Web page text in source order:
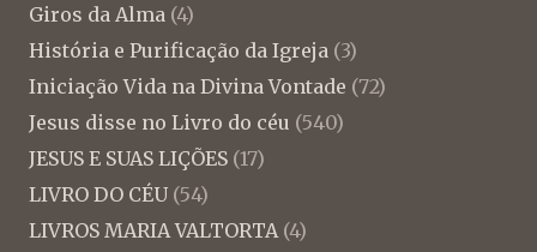
Giros da Alma (4)
História e Purificação da Igreja (3)
Iniciação Vida na Divina Vontade (72)
Jesus disse no Livro do céu (540)
JESUS E SUAS LIÇÕES (17)
LIVRO DO CÉU (54)
LIVROS MARIA VALTORTA (4)